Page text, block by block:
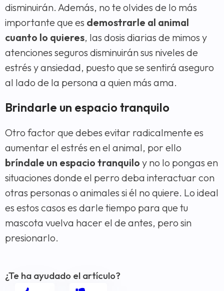
disminuirán. Además, no te olvides de lo más
importante que es demostrarle al animal
cuanto lo quieres, las dosis diarias de mimos y
atenciones seguros disminuirán sus niveles de
estrés y ansiedad, puesto que se sentirá aseguro
al lado de la persona a quien más ama.
Brindarle un espacio tranquilo
Otro factor que debes evitar radicalmente es
aumentar el estrés en el animal, por ello
bríndale un espacio tranquilo y no lo pongas en
situaciones donde el perro deba interactuar con
otras personas o animales si él no quiere. Lo ideal
es estos casos es darle tiempo para que tu
mascota vuelva hacer el de antes, pero sin
presionarlo.
¿Te ha ayudado el artículo?